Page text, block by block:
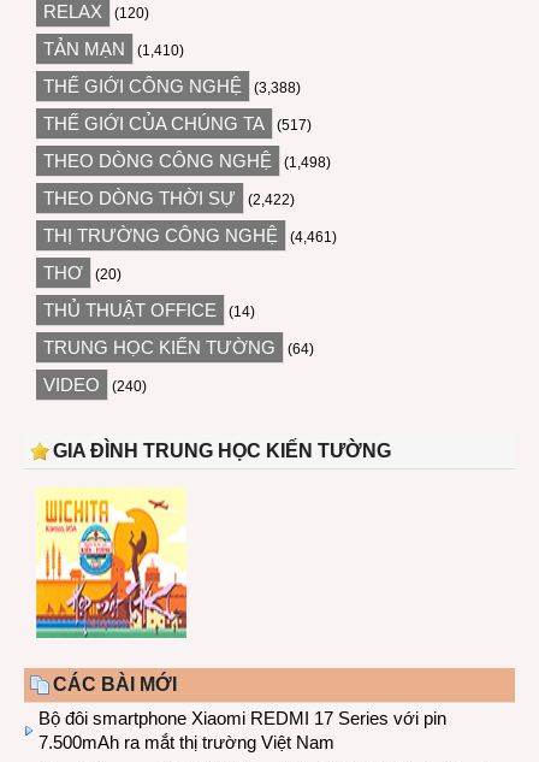
RELAX (120)
TẢN MẠN (1,410)
THẾ GIỚI CÔNG NGHỆ (3,388)
THẾ GIỚI CỦA CHÚNG TA (517)
THEO DÒNG CÔNG NGHỆ (1,498)
THEO DÒNG THỜI SỰ (2,422)
THỊ TRƯỜNG CÔNG NGHỆ (4,461)
THƠ (20)
THỦ THUẬT OFFICE (14)
TRUNG HỌC KIẾN TƯỜNG (64)
VIDEO (240)
GIA ĐÌNH TRUNG HỌC KIẾN TƯỜNG
CÁC BÀI MỚI
Bộ đôi smartphone Xiaomi REDMI 17 Series với pin
7.500mAh ra mắt thị trường Việt Nam